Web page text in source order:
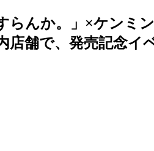
らんか。」×ケン
舗で、発売記念イ